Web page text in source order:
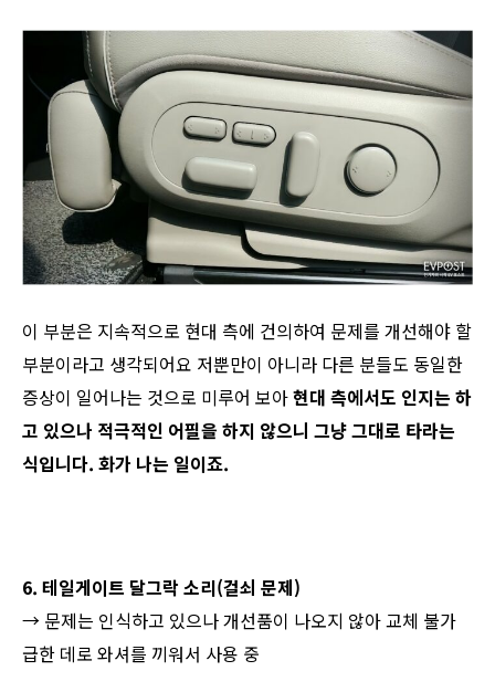
이 부분은 지속적으로 현대 측에 건의하여 문제를 개선해야 할
부분이라고 생각되어요 저뿐만이 아니라 다른 분들도 동일한
증상이 일어나는 것으로 미루어 보아현대 측에서도 인지는 하
고 있으나 적극적인 어필을 하지 않으니 그냥 그대로 타라는
식입니다. 화가 나는 일이죠.
6. 테일게이트 달그락 소리(걸쇠 문제)
→ 문제는 인식하고 있으나 개선품이 나오지 않아 교체 불가
급한 데로 와셔를 끼워서 사용 중